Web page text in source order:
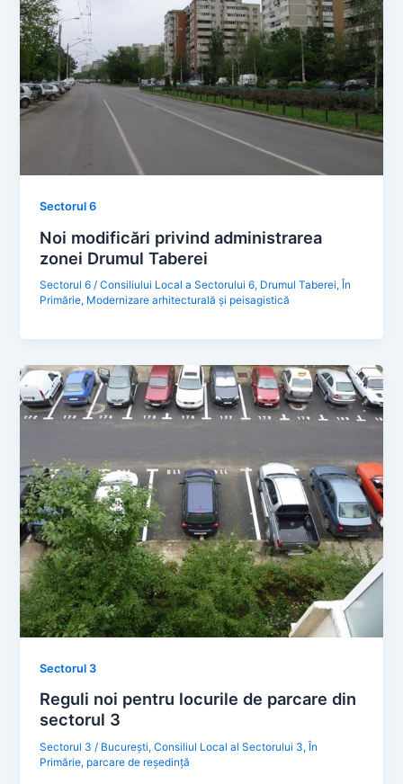
Sectorul 6
Noi modificări privind administrarea
zonei Drumul Taberei
Sectorul 6 /Consiliului Local a Sectorului 6, Drumul Taberei, În
Primărie, Modernizare arhitecturală şi peisagistică
Sectorul 3
Reguli noi pentru locurile de parcare din
sectorul 3
Sectorul 3 / Bucureşti,Consiliul Local al Sectorului 3, În
Primărie, parcare de reședință